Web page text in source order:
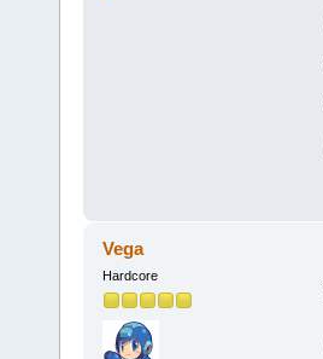
Vega
Hardcore